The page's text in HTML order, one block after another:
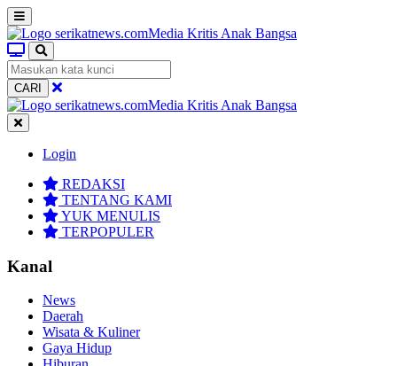
CARI
Login
REDAKSI
TENTANG KAMI
YUK MENULIS
TERPOPULER
Kanal
News
Daerah
Wisata & Kuliner
Gaya Hidup